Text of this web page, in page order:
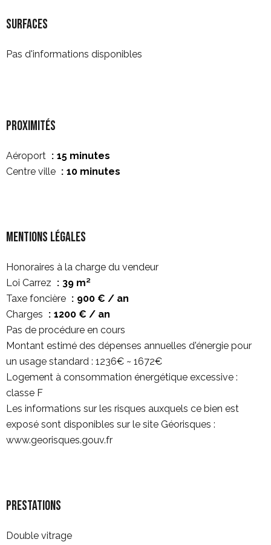
Surfaces
Pas d'informations disponibles
Proximités
Aéroport
15 minutes
Centre ville
10 minutes
Mentions légales
Honoraires à la charge du vendeur
Loi Carrez
39 m²
Taxe foncière
900 € / an
Charges
1200 € / an
Pas de procédure en cours
Montant estimé des dépenses annuelles d'énergie pour
un usage standard : 1236€ ~ 1672€
Logement à consommation énergétique excessive :
classe F
Les informations sur les risques auxquels ce bien est
exposé sont disponibles sur le site Géorisques :
www.georisques.gouv.fr
Prestations
Double vitrage